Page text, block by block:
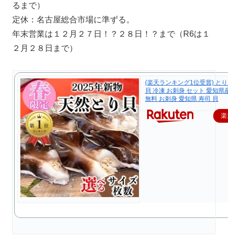
るまで）
定休：名古屋総合市場に準ずる。
年末営業は１２月２７日！？２８日！？まで（R6は１
２月２８日まで）
(楽天ランキング1位受賞) と
貝 冷凍 お刺身 セット 愛知県
無料 お刺身 愛知県 寿司 貝